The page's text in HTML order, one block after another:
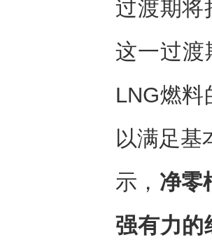
过渡期将
这一过渡
LNG燃
以满足基
示， 净零
强有力的